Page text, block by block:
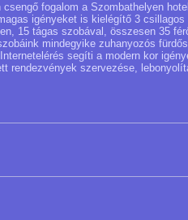
fogalom a Szombathelyen
igényeket is kielégítő 3
15 tágas szobával, összesen 35
mindegyike zuhanyozós
segíti a modern kor
rendezvények szervezése,